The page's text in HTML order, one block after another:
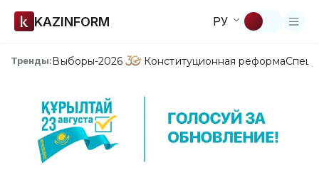
KAZINFORM РУ
Тренды:Выборы-2026 Конституционная реформа